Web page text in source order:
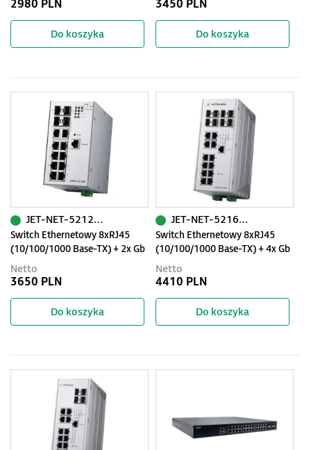
2980 PLN
Do koszyka
3450 PLN
Do koszyka
Switch Ethernetowy 8xRJ45
(10/100/1000 Base-TX) + 2x Gb
Combo + 2x SFP, zarządzalny
(SNMP, WEB), RapidSuperRing
JET-NET-5212G-2C2F
Netto
3650 PLN
Do koszyka
Switch Ethernetowy 8xRJ45
(10/100/1000 Base-TX) + 4x Gb
Combo + 4G SFP, zarządzalny
(SNMP, WEB), RapidSuperRing
JET-NET-5216G-4C4F
Netto
4410 PLN
Do koszyka